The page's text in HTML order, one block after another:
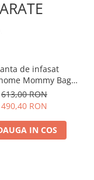
de infasat
Mommy Bag
Ivoire
613,00 RON
490,40 RON
IN COS